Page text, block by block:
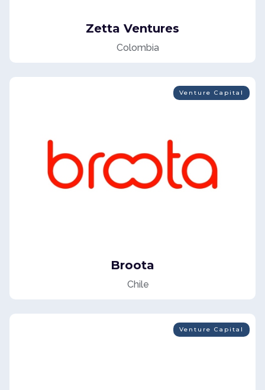
Zetta Ventures
Colombia
Venture Capital
Broota
Chile
Venture Capital